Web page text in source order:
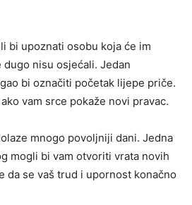
bi upoznati osobu koja će im
nisu osjećali. Jedan
bi označiti početak lijepe priče.
vam srce pokaže novi pravac.
mnogo povoljniji dani. Jedna
mogli bi vam otvoriti vrata novih
da se vaš trud i upornost konačno